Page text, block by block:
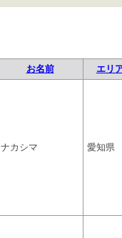
お名前 エリ
ナカシマ 愛知県